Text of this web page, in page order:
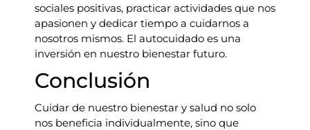
sociales positivas, practicar actividades que nos
apasionen y dedicar tiempo a cuidarnos a
nosotros mismos. El autocuidado es una
inversión en nuestro bienestar futuro.
Conclusión
Cuidar de nuestro bienestar y salud no solo
nos beneficia individualmente, sino que